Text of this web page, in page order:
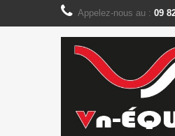
Panneau de gestion des cookies
Appelez-nous au : 09